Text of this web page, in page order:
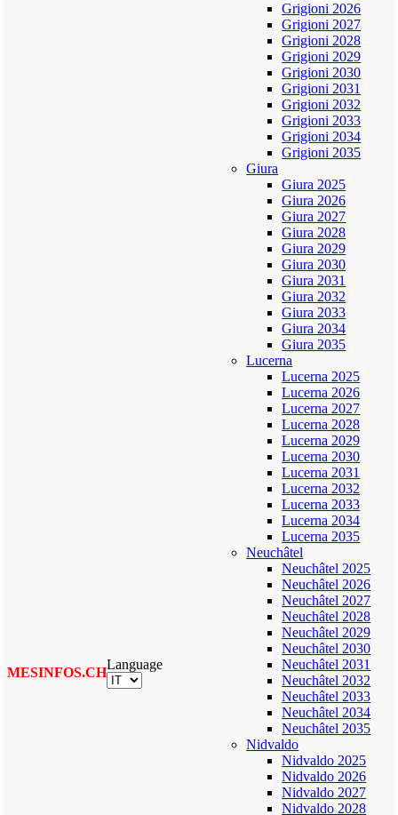
MESINFOS.CH
Language
Grigioni 2026
Grigioni 2027
Grigioni 2028
Grigioni 2029
Grigioni 2030
Grigioni 2031
Grigioni 2032
Grigioni 2033
Grigioni 2034
Grigioni 2035
Giura
Giura 2025
Giura 2026
Giura 2027
Giura 2028
Giura 2029
Giura 2030
Giura 2031
Giura 2032
Giura 2033
Giura 2034
Giura 2035
Lucerna
Lucerna 2025
Lucerna 2026
Lucerna 2027
Lucerna 2028
Lucerna 2029
Lucerna 2030
Lucerna 2031
Lucerna 2032
Lucerna 2033
Lucerna 2034
Lucerna 2035
Neuchâtel
Neuchâtel 2025
Neuchâtel 2026
Neuchâtel 2027
Neuchâtel 2028
Neuchâtel 2029
Neuchâtel 2030
Neuchâtel 2031
Neuchâtel 2032
Neuchâtel 2033
Neuchâtel 2034
Neuchâtel 2035
Nidvaldo
Nidvaldo 2025
Nidvaldo 2026
Nidvaldo 2027
Nidvaldo 2028